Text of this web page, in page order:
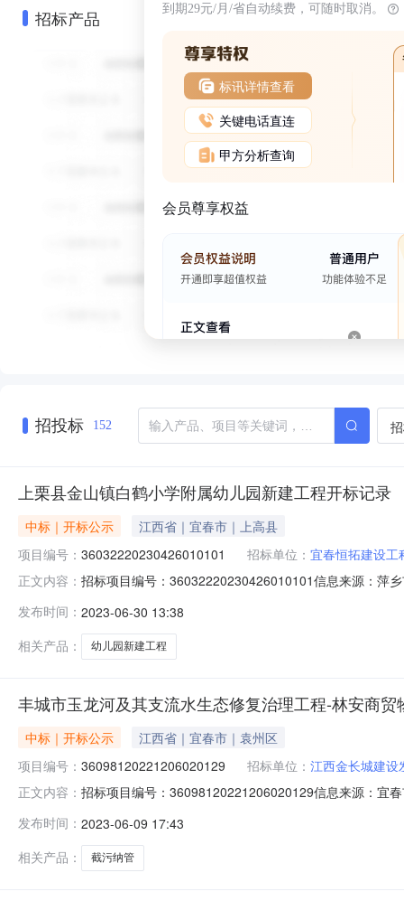
招标产品 到期29元/月/省自动续费，可随时取消。
标讯详情查看
关键电话直连
甲方分析查询
会员尊享权益
招投标 152
上栗县金山镇白鹤小学附属幼儿园新建工程开标记录
中标｜开标公示
江西省｜宜春市｜上高县
项目编号： 36032220230426010101 招标单位： 宜春恒拓建设工
正文内容： 招标项目编号：36032220230426010101信息来源：萍
量要求:;保证金金额:0.00元,投标文件递交时间:未上传,投
发布时间： 2023-06-30 13:38
相关产品：
幼儿园新建工程
丰城市玉龙河及其支流水生态修复治理工程-林安商
中标｜开标公示
江西省｜宜春市｜袁州区
项目编号： 36098120221206020129 招标单位： 江西金长城建设
正文内容： 招标项目编号：36098120221206020129信息来源：宜
负责人:施福容;报价:0.00元/%;工期:日历天;质量要求:;保
发布时间： 2023-06-09 17:43
相关产品：
截污纳管